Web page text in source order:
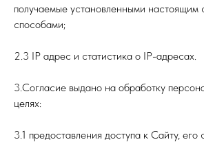
получаемые установленными настоящим
способами;
2.3 IP адрес и статистика о IP-адресах.
3.Согласие выдано на обработку
целях:
3.1 предоставления доступа к Сайту,